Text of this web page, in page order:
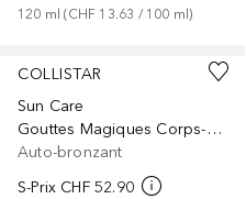
120 ml (CHF 13.63 / 100 ml)
COLLISTAR
Sun Care
Gouttes Magiques Corps-Jambes
Auto-bronzant
S-Prix CHF 52.90